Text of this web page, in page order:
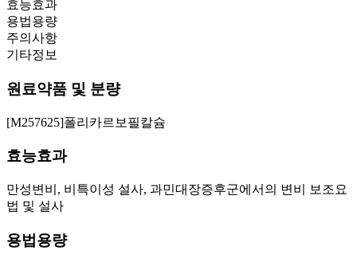
효능효과
용법용량
주의사항
기타정보
원료약품 및 분량
[M257625]폴리카르보필칼슘
효능효과
만성변비, 비특이성 설사, 과민대장증후군에서의 변비 보조요
법 및 설사
용법용량